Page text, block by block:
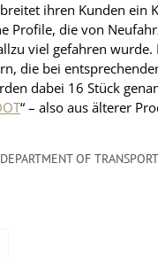
ihren Kunden ein
Profile, die von
viel gefahren
die bei
dabei 16 Stück
“ – also aus älterer
DEPARTMENT OF